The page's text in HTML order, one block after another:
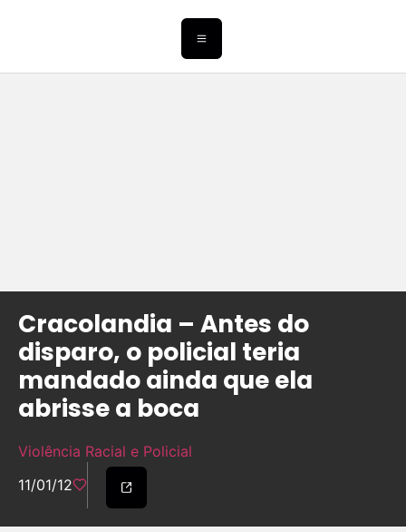
Cracolandia – Antes do
disparo, o policial teria
mandado ainda que ela
abrisse a boca
Violência Racial e Policial
11/01/12